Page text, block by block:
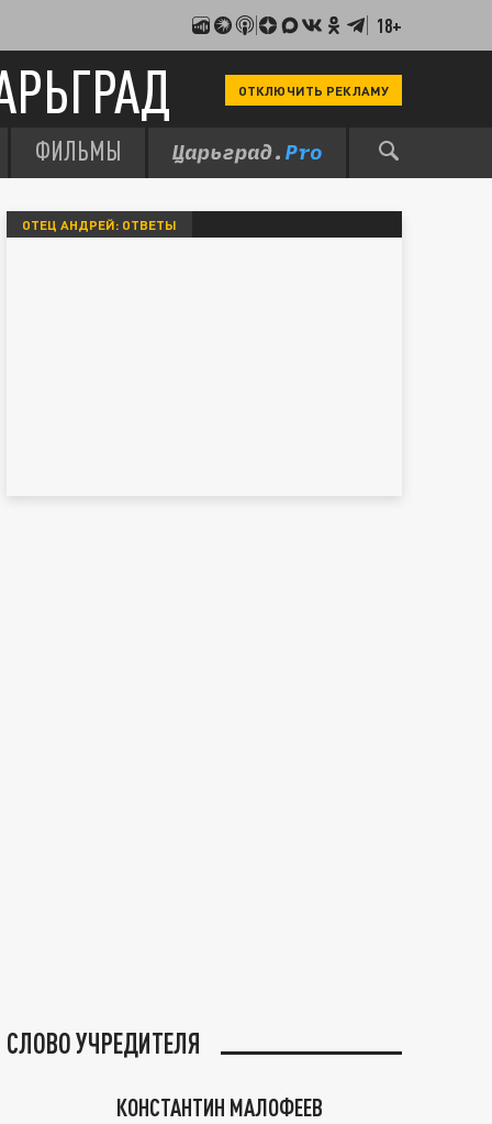
18+
ОТКЛЮЧИТЬ РЕКЛАМУ
ФИЛЬМЫ
ОТЕЦ АНДРЕЙ: ОТВЕТЫ
СЛОВО УЧРЕДИТЕЛЯ
КОНСТАНТИН МАЛОФЕЕВ